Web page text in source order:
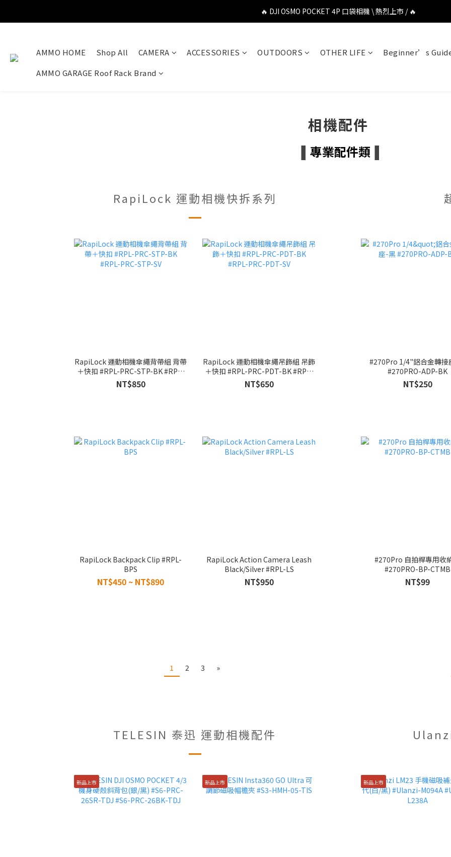
🔥 DJI OSMO POCKET 4P 口袋相機 \ 熱烈上市 / 🔥
🔥 DJI OSMO POCKET 4P 口袋相機 \ 熱烈上市 / 🔥
🔥 Insta360 GO Ultra Hello Kitty 聯名限定套裝 \ 時尚上市 / 🔥
AMMO HOME Shop All CAMERA ACCESSORIES OUTDOORS OTHER LIFE
Beginner’s
AMMO GARAGE Roof Rack Brand
相機配件
專業配件類
RapiLock 運動相機快拆系列
RapiLock 運動相機傘繩背帶組 背帶
＋快扣 #RPL-PRC-STP-BK #RPL-
PRC-STP-SV
NT$850
RapiLock 運動相機傘繩吊飾組 吊飾
＋快扣 #RPL-PRC-PDT-BK #RPL-
PRC-PDT-SV
NT$650
RapiLock Backpack Clip #RPL-
BPS
NT$450 ~ NT$890
RapiLock Action Camera Leash
Black/Silver #RPL-LS
NT$950
1 2 3 »
#270Pro 1/4"鋁合金轉接
#270PRO-ADP-BK
NT$250
#270Pro 自拍桿專用收
#270PRO-BP-CTMB
NT$99
TELESIN 泰迅 運動相機配件
新品上市 新品上市 新品上市